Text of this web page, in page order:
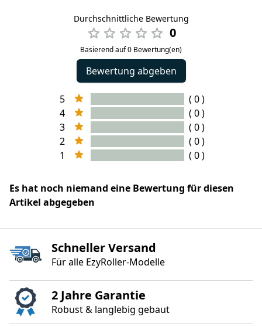
Durchschnittliche Bewertung
0
Basierend auf 0 Bewertung(en)
Bewertung abgeben
5
( 0 )
4
( 0 )
3
( 0 )
2
( 0 )
1
( 0 )
Es hat noch niemand eine Bewertung für diesen
Artikel abgegeben
Schneller Versand
Für alle EzyRoller‑Modelle
2 Jahre Garantie
Robust & langlebig gebaut